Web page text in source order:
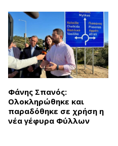
Φάνης Σπανός:
Ολοκληρώθηκε και
παραδόθηκε σε χρήση η
νέα γέφυρα Φύλλων